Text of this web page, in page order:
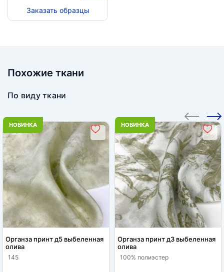
Заказать образцы
Похожие ткани
По виду ткани
НОВИНКА
Органза принт д5 выбеленная
олива
145
НОВИНКА
Органза принт д3 выбеленная
олива
100% полиэстер